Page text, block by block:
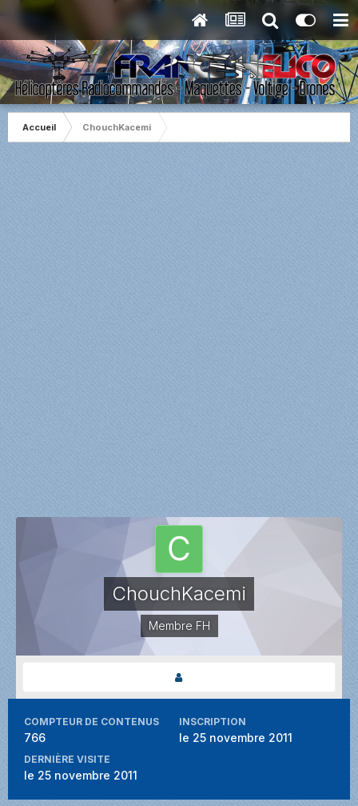
Accueil ChouchKacemi
ChouchKacemi
Membre FH
COMPTEUR DE CONTENUS
766
INSCRIPTION
le 25 novembre 2011
DERNIÈRE VISITE
le 25 novembre 2011